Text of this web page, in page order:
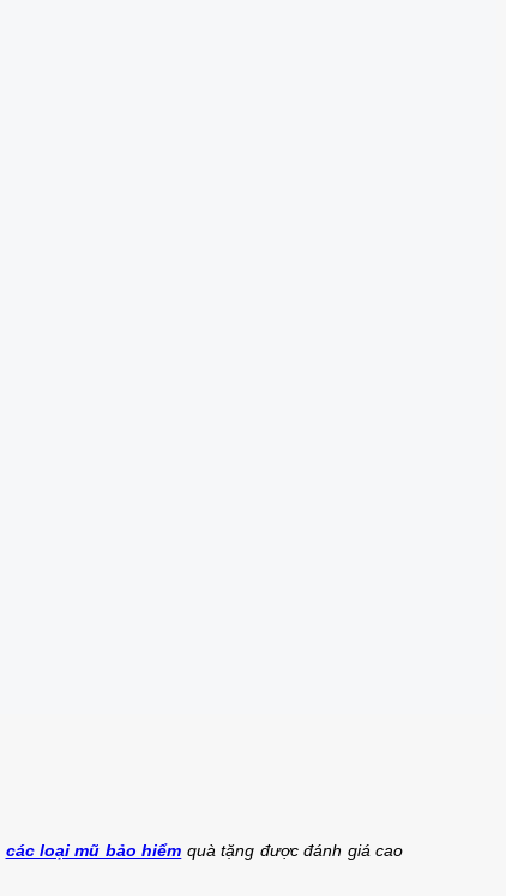
các loại mũ bảo hiểm quà tặng được đánh giá cao